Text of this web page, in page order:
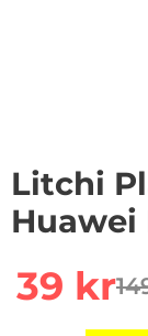
Litchi
Huawei
rea
39 kr